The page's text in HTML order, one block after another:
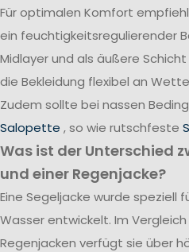
Für optimalen Komfort
ein feuchtigkeitsregulierender
Midlayer und als äußere
die Bekleidung flexibel an
Zudem sollte bei nassen
Salopette , so wie rutschfeste
Was ist der Unterschied
und einer Regenjacke?
Eine Segeljacke wurde speziell
Wasser entwickelt. Im
Regenjacken verfügt sie über